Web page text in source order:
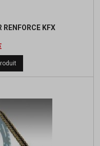
RENFORCE KFX
Prix
de
base